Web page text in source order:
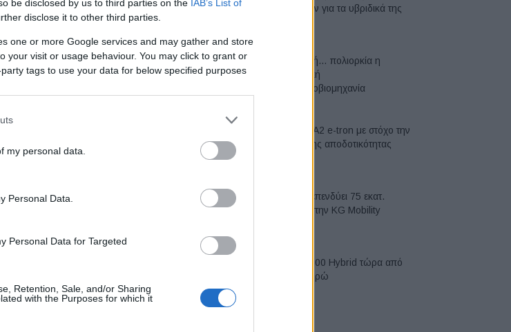
be disclosed by us to third parties on the IAB’s List of
disclose it to other third parties.
one or more Google services and may gather and store
your visit or usage behaviour. You may click to grant or
tags to use your data for below specified purposes
my personal data.
Personal Data.
Personal Data for Targeted
Retention, Sale, and/or Sharing
with the Purposes for which it
αυτοκίνητα υπό ευνοϊκούς
της i-mens για μετακινήσεις
αποκλειστικά από τους
διαμοιρασμού
μέσω του εργοδότη τους.
αυτοκινήτων Cambio,
μπαταριών για τα υβριδικά της
Σε κινεζική… πολιορκία η
ευρωπαϊκή
αυτοκινητοβιομηχανία
Νέο Audi A2 e-tron με στόχο την
κορυφή της αποδοτικότητας
Η Chery επενδύει 75 εκατ.
δολάρια στην KG Mobility
Το FIAT 500 Hybrid τώρα από
18.990 ευρώ